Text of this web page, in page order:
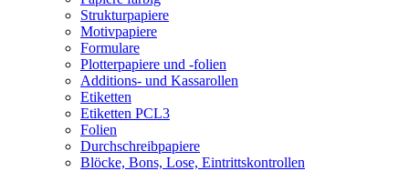
Strukturpapiere
Motivpapiere
Formulare
Plotterpapiere und -folien
Additions- und Kassarollen
Etiketten
Etiketten PCL3
Folien
Durchschreibpapiere
Blöcke, Bons, Lose, Eintrittskontrollen